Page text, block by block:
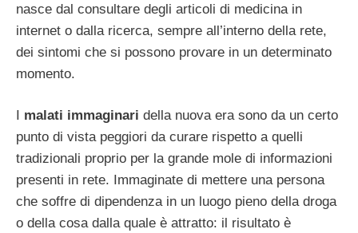
nasce dal consultare degli articoli di medicina in
internet o dalla ricerca, sempre all’interno della rete,
dei sintomi che si possono provare in un determinato
momento.
malati immaginari della nuova era sono da un certo
punto di vista peggiori da curare rispetto a quelli
tradizionali proprio per la grande mole di informazioni
presenti in rete. Immaginate di mettere una persona
che soffre di dipendenza in un luogo pieno della droga
o della cosa dalla quale è attratto: il risultato è